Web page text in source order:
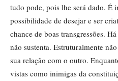
tudo pode, pois lhe será dado. É
possibilidade de desejar e ser
chance de boas transgressões.
não sustenta. Estruturalmente
sua relação com o outro.
vistas como inimigas da